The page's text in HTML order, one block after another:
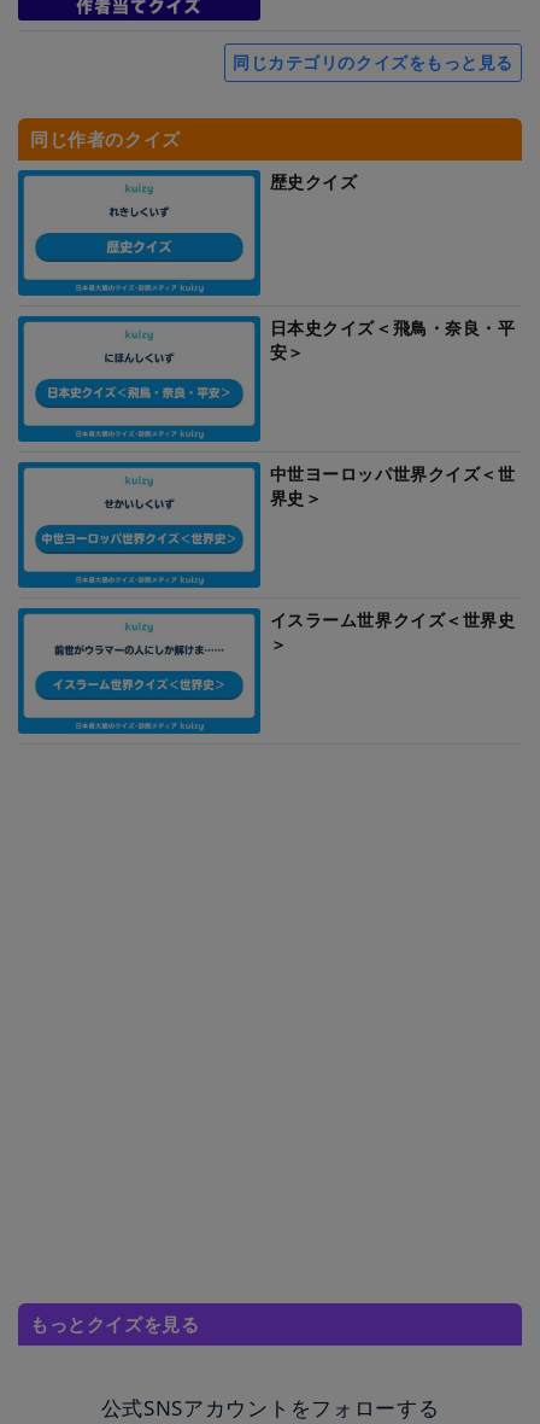
同じカテゴリのクイズをもっと見る
同じ作者のクイズ
歴史クイズ
日本史クイズ＜飛鳥・奈良・平
安＞
中世ヨーロッパ世界クイズ＜世
界史＞
イスラーム世界クイズ＜世界史
＞
もっとクイズを見る
公式SNSアカウントをフォローする